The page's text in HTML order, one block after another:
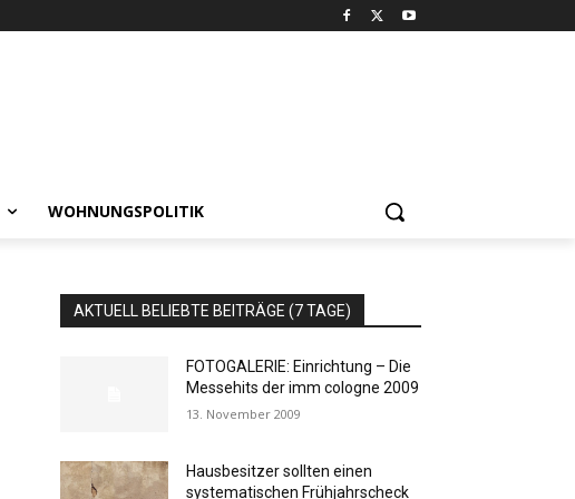
WOHNUNGSPOLITIK
AKTUELL BELIEBTE BEITRÄGE (7 TAGE)
FOTOGALERIE: Einrichtung – Die
Messehits der imm cologne 2009
13. November 2009
Hausbesitzer sollten einen
systematischen Frühjahrscheck